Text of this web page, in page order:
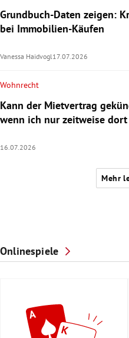
Grundbuch-Daten zeigen:
bei Immobilien-Käufen
Vanessa Haidvogl 17.07.2026
Wohnrecht
Kann der Mietvertrag
wenn ich nur zeitweise
16.07.2026
Mehr
Onlinespiele